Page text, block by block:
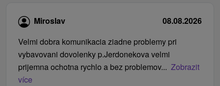
Miroslav
08.08.2026
Velmi dobra komunikacia ziadne problemy pri
vybavovani dovolenky p.Jerdonekova velmi
prijemna ochotna rychlo a bez problemov... Zobrazit
více